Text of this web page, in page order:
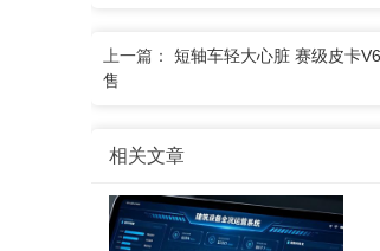
上一篇： 短轴车轻大心脏 赛级皮卡
售
相关文章